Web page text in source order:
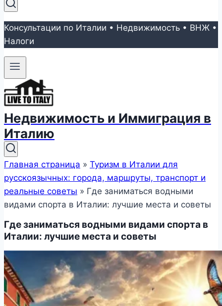
Консультации по Италии • Недвижимость • ВНЖ •
Налоги
Недвижимость и Иммиграция в
Италию
Главная страница » Туризм в Италии для
русскоязычных: города, маршруты, транспорт и
реальные советы » Где заниматься водными
видами спорта в Италии: лучшие места и советы
Где заниматься водными видами спорта в
Италии: лучшие места и советы